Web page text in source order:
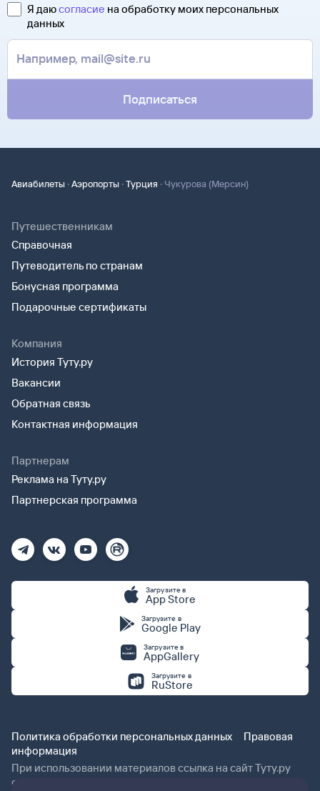
Я даюсогласие на обработку моих персональных
данных
Подписаться
Авиабилеты ·Аэропорты ·Турция · Чукурова (Мерсин)
Путешественникам
Справочная
Путеводитель по странам
Бонусная программа
Подарочные сертификаты
Компания
История Туту.ру
Вакансии
Обратная связь
Контактная информация
Партнерам
Реклама на Туту.ру
Партнерская программа
Загрузите в
App Store
Загрузите в
Google Play
Загрузите в
AppGallery
Загрузите в
RuStore
Политика обработки персональных данных
Правовая
информация
При использовании материалов ссылка на сайт Туту.ру
обязательна.